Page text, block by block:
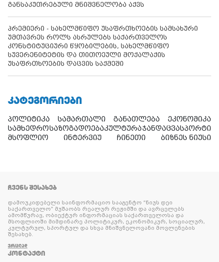
განსაკუთრებული მნიშვნელობა აქვს
პრემიერი - სახელმწიფო უსაფრთხოების სამსახური
უმთავრეს როლს ასრულებს საქართველოს
კონსტიტუციური წყობილების, სახელმწიფო
სუვერენიტეტის და თითოეული მოქალაქის
უსაფრთხოების დაცვის საქმეში
ᲙᲐᲢᲔᲒᲝᲠᲘᲔᲑᲘ
პოლიტიკა სამართალი განათლება
ეკონომიკა
სამხედროსაზოგადოებაკულტურაჯანდაცვასპორტი
მსოფლიო
ინტერვიუ ჩინეთი ბიზნეს ნიუსი
ᲩᲕᲔᲜᲡ ᲨᲔᲡᲐᲮᲔᲑ
დამოუკიდებელი საინფორმაციო სააგენტო “ნიუს დეი
საქართველო” მუშაობს რეალურ რეჟიმში და ავრცელებს
ამომწურავ, ობიექტურ ინფორმაციას საქართველოსა და
მსოფლიოში მიმდინარე პოლიტიკურ, ეკონომიკურ, სოციალურ,
კულტურულ, სპორტულ და სხვა მნიშვნელოვანი მოვლენების
შესახებ.
ᲕᲠᲪᲚᲐᲓ
ᲙᲝᲜᲢᲐᲥᲢᲘ